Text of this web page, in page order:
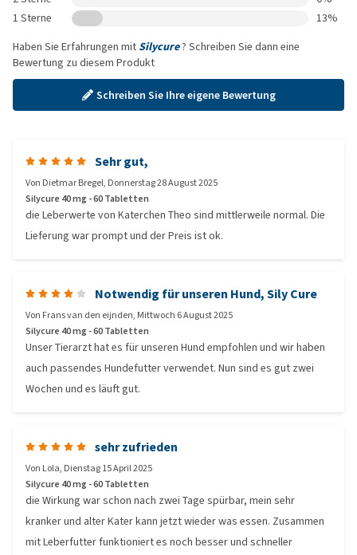
1 Sterne
13%
Haben Sie Erfahrungen mit Silycure? Schreiben Sie dann eine
Bewertung zu diesem Produkt
Schreiben Sie Ihre eigene Bewertung
Sehr gut,
Von Dietmar Bregel, Donnerstag 28 August 2025
Silycure 40 mg - 60 Tabletten
die Leberwerte von Katerchen Theo sind mittlerweile normal. Die
Lieferung war prompt und der Preis ist ok.
Notwendig für unseren Hund, Sily Cure
Von Frans van den eijnden, Mittwoch 6 August 2025
Silycure 40 mg - 60 Tabletten
Unser Tierarzt hat es für unseren Hund empfohlen und wir haben
auch passendes Hundefutter verwendet. Nun sind es gut zwei
Wochen und es läuft gut.
sehr zufrieden
Von Lola, Dienstag 15 April 2025
Silycure 40 mg - 60 Tabletten
die Wirkung war schon nach zwei Tage spürbar, mein sehr
kranker und alter Kater kann jetzt wieder was essen. Zusammen
mit Leberfutter funktioniert es noch besser und schneller